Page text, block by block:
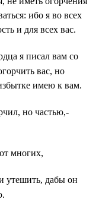
ибо я во всех
и для всех вас.
я писал вам со
вас, но
имею к вам.
но частью,-
многих,
утешить, дабы он